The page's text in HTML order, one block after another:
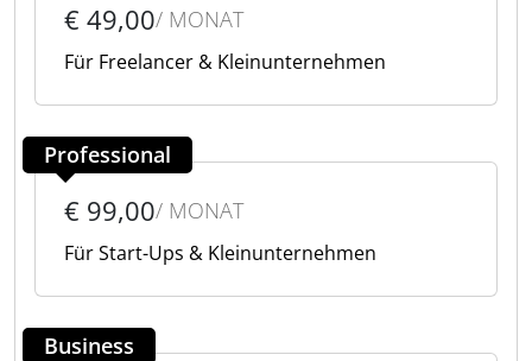
€ 49,00/ MONAT
Für Freelancer & Kleinunternehmen
Professional
€ 99,00/ MONAT
Für Start-Ups & Kleinunternehmen
Business